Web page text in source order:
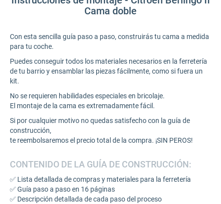
Cama doble
Con esta sencilla guía paso a paso, construirás tu cama a medida
para tu coche.
Puedes conseguir todos los materiales necesarios en la ferretería
de tu barrio y ensamblar las piezas fácilmente, como si fuera un
kit.
No se requieren habilidades especiales en bricolaje.
El montaje de la cama es extremadamente fácil.
Si por cualquier motivo no quedas satisfecho con la guía de
construcción,
te reembolsaremos el precio total de la compra. ¡SIN PEROS!
CONTENIDO DE LA GUÍA DE CONSTRUCCIÓN:
✅ Lista detallada de compras y materiales para la ferretería
✅ Guía paso a paso en 16 páginas
✅ Descripción detallada de cada paso del proceso